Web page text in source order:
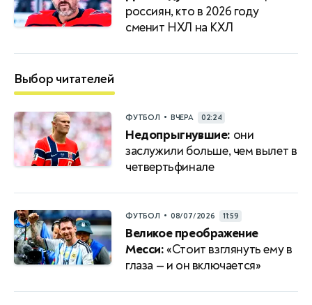
россиян, кто в 2026 году
сменит НХЛ на КХЛ
Выбор читателей
ФУТБОЛ • ВЧЕРА 02:24
Недопрыгнувшие: они
заслужили больше, чем вылет в
четвертьфинале
ФУТБОЛ • 08/07/2026 11:59
Великое преображение
Месси:«Стоит взглянуть ему в
глаза — и он включается»